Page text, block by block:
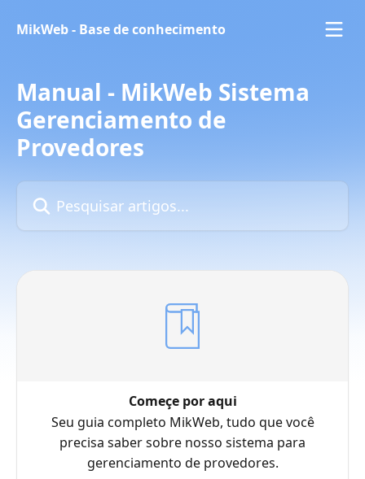
MikWeb - Base de conhecimento
Manual - MikWeb Sistema
Gerenciamento de
Provedores
Pesquisar artigos...
Começe por aqui
Seu guia completo MikWeb, tudo que você
precisa saber sobre nosso sistema para
gerenciamento de provedores.